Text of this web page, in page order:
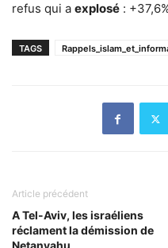
refus qui a explosé :
TAGS
Article précédent
A Tel-Aviv, les israéliens
réclament la démission de